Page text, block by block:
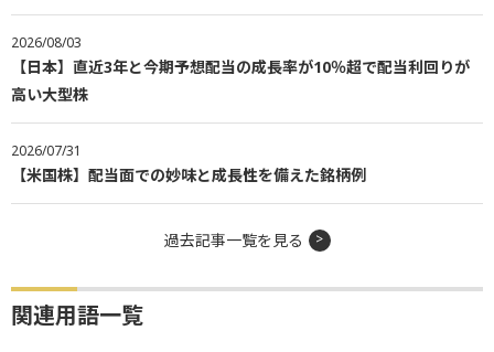
2026/08/03
【日本】直近3年と今期予想配当の成長率が10％超で配当利回りが
高い大型株
2026/07/31
【米国株】配当面での妙味と成長性を備えた銘柄例
過去記事一覧を見る
関連用語一覧